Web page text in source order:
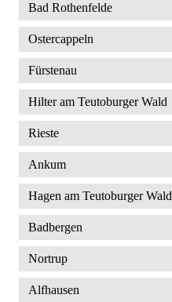
Bad Rothenfelde
Ostercappeln
Fürstenau
Hilter am Teutoburger Wald
Rieste
Ankum
Hagen am Teutoburger Wald
Badbergen
Nortrup
Alfhausen